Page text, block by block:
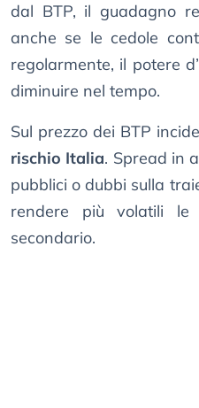
dal BTP, il guadagno
anche se le cedole
regolarmente, il potere
diminuire nel tempo.
Sul prezzo dei BTP
rischio Italia. Spread in
pubblici o dubbi sulla
rendere più volatili le
secondario.